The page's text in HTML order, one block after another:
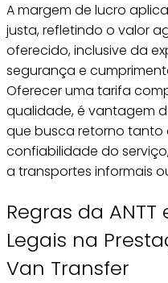
A margem de lucro
justa, refletindo o valor
oferecido, inclusive da
segurança e
Oferecer uma tarifa
qualidade, é vantagem
que busca retorno
confiabilidade do
a transportes informais
Regras da
Legais na
Van Transfer